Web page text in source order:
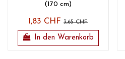
(170 cm)
1,83 CHF3,65 CHF
In den Warenkorb